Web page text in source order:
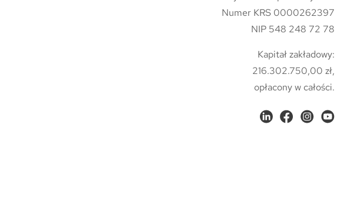
Numer KRS 0000262397
NIP 548 248 72 78
Kapitał zakładowy:
216.302.750,00 zł,
opłacony w całości.